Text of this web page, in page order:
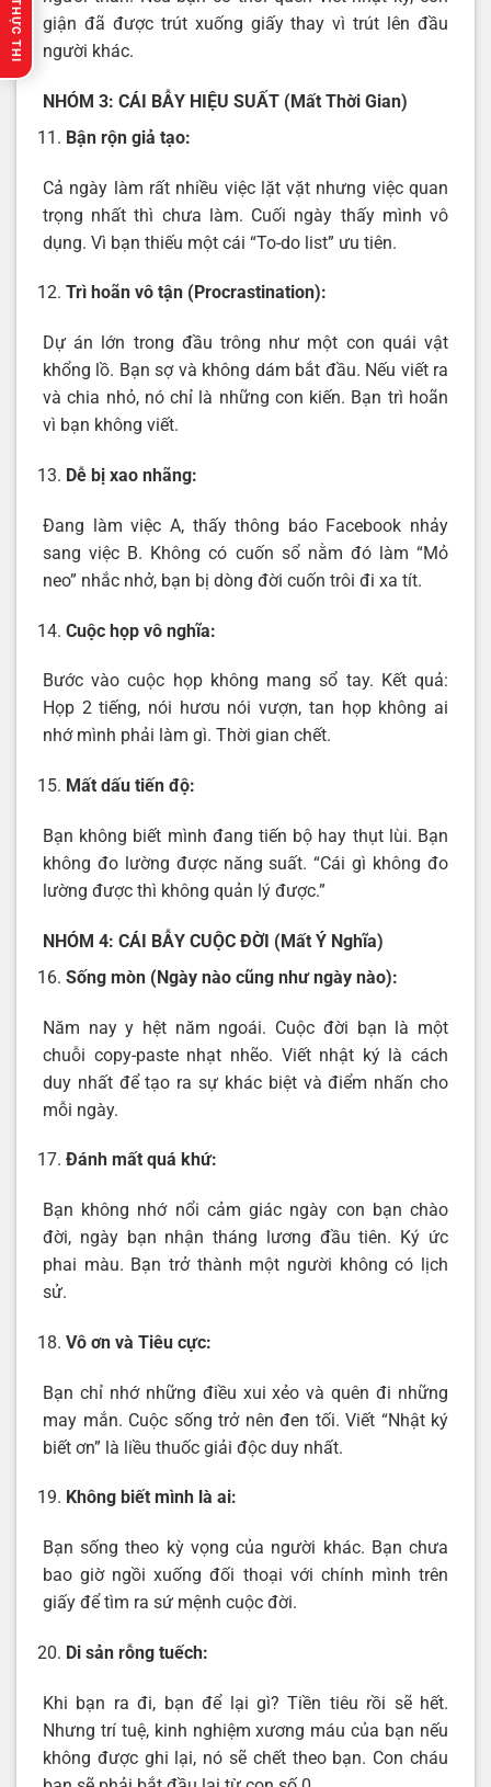
giận đã được trút xuống giấy thay vì trút lên đầu
người khác.
NHÓM 3: CÁI BẪY HIỆU SUẤT (Mất Thời Gian)
Bận rộn giả tạo:
Cả ngày làm rất nhiều việc lặt vặt nhưng việc quan
trọng nhất thì chưa làm. Cuối ngày thấy mình vô
dụng. Vì bạn thiếu một cái “To-do list” ưu tiên.
Trì hoãn vô tận (Procrastination):
Dự án lớn trong đầu trông như một con quái vật
khổng lồ. Bạn sợ và không dám bắt đầu. Nếu viết ra
và chia nhỏ, nó chỉ là những con kiến. Bạn trì hoãn
vì bạn không viết.
Dễ bị xao nhãng:
Đang làm việc A, thấy thông báo Facebook nhảy
sang việc B. Không có cuốn sổ nằm đó làm “Mỏ
neo” nhắc nhở, bạn bị dòng đời cuốn trôi đi xa tít.
Cuộc họp vô nghĩa:
Bước vào cuộc họp không mang sổ tay. Kết quả:
Họp 2 tiếng, nói hươu nói vượn, tan họp không ai
nhớ mình phải làm gì. Thời gian chết.
Mất dấu tiến độ:
Bạn không biết mình đang tiến bộ hay thụt lùi. Bạn
không đo lường được năng suất. “Cái gì không đo
lường được thì không quản lý được.”
NHÓM 4: CÁI BẪY CUỘC ĐỜI (Mất Ý Nghĩa)
Sống mòn (Ngày nào cũng như ngày nào):
Năm nay y hệt năm ngoái. Cuộc đời bạn là một
chuỗi copy-paste nhạt nhẽo. Viết nhật ký là cách
duy nhất để tạo ra sự khác biệt và điểm nhấn cho
mỗi ngày.
Đánh mất quá khứ:
Bạn không nhớ nổi cảm giác ngày con bạn chào
đời, ngày bạn nhận tháng lương đầu tiên. Ký ức
phai màu. Bạn trở thành một người không có lịch
sử.
Vô ơn và Tiêu cực:
Bạn chỉ nhớ những điều xui xẻo và quên đi những
may mắn. Cuộc sống trở nên đen tối. Viết “Nhật ký
biết ơn” là liều thuốc giải độc duy nhất.
Không biết mình là ai:
Bạn sống theo kỳ vọng của người khác. Bạn chưa
bao giờ ngồi xuống đối thoại với chính mình trên
giấy để tìm ra sứ mệnh cuộc đời.
Di sản rỗng tuếch:
Khi bạn ra đi, bạn để lại gì? Tiền tiêu rồi sẽ hết.
Nhưng trí tuệ, kinh nghiệm xương máu của bạn nếu
không được ghi lại, nó sẽ chết theo bạn. Con cháu